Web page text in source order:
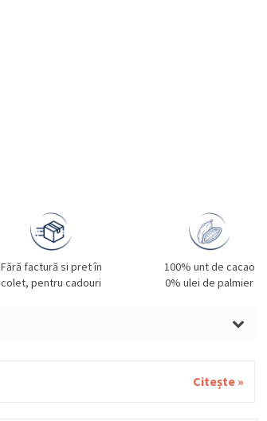
Fără factură si pret în
colet, pentru cadouri
100% unt de cacao
0% ulei de palmier
Citește »